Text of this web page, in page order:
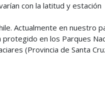
con la latitud y estación
Actualmente en
en los Parques
(Provincia de Santa